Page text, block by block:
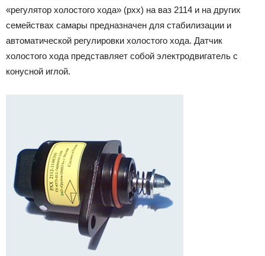
«регулятор холостого хода» (рхх) на ваз 2114 и на других
семействах самары предназначен для стабилизации и
автоматической регулировки холостого хода. Датчик
холостого хода представляет собой электродвигатель с
конусной иглой.